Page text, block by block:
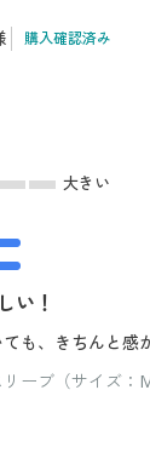
購入確認済み
大きい
い！
も、きちんと感
ーブ（サイズ：